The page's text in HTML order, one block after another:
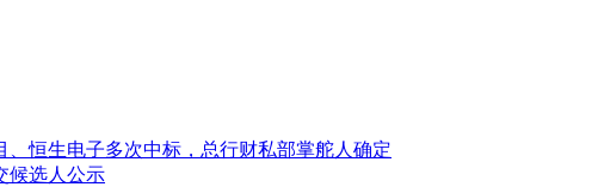
恒生电子多次中标，总行财私部掌舵人确定
候选人公示